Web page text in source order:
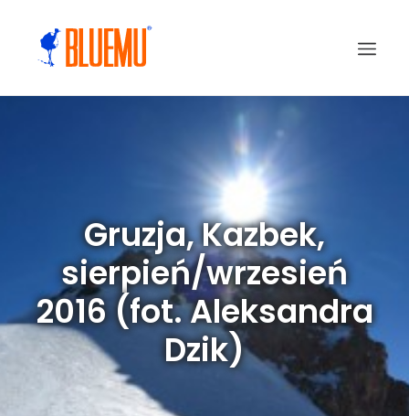
Gruzja, Kazbek,
sierpień/wrzesień
2016 (fot. Aleksandra
Dzik)